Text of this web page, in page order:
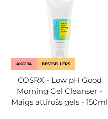
AKCIJA BESTSELLERS
COSRX - Low pH Good
Morning Gel Cleanser -
Maigs attīrošs gels - 150ml